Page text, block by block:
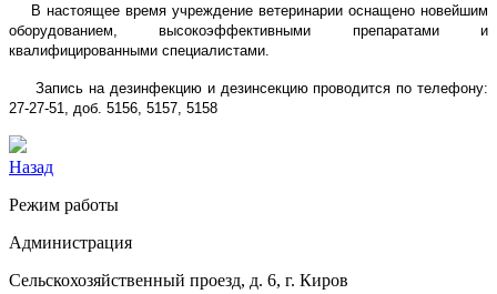
В настоящее время учреждение ветеринарии оснащено новейшим
оборудованием, высокоэффективными препаратами и
квалифицированными специалистами.
Запись на дезинфекцию и дезинсекцию проводится по телефону:
27-27-51, доб. 5156, 5157, 5158
Назад
Режим работы
Администрация
Сельскохозяйственный проезд, д. 6, г. Киров